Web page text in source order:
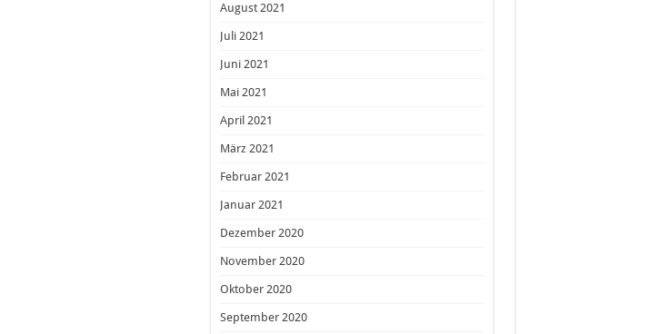
August 2021
Juli 2021
Juni 2021
Mai 2021
April 2021
März 2021
Februar 2021
Januar 2021
Dezember 2020
November 2020
Oktober 2020
September 2020